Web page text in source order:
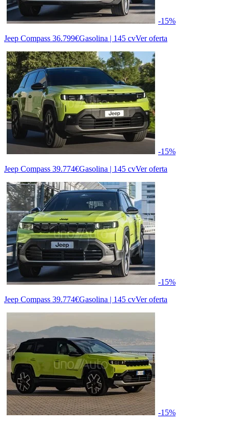
-15%
Jeep Compass 36.799€Gasolina | 145 cvVer oferta
-15%
Jeep Compass 39.774€Gasolina | 145 cvVer oferta
-15%
Jeep Compass 39.774€Gasolina | 145 cvVer oferta
-15%